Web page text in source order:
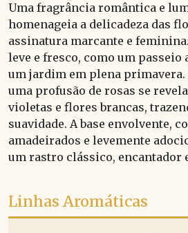
Uma fragrância romântica e
homenageia a delicadeza das
assinatura marcante e
leve e fresco, como um passeio
um jardim em plena primavera.
uma profusão de rosas se
violetas e flores brancas,
suavidade. A base envolvente,
amadeirados e levemente
um rastro clássico, encantador
Linhas Aromáticas